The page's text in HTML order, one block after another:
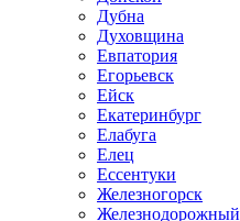
Дубна
Духовщина
Евпатория
Егорьевск
Ейск
Екатеринбург
Елабуга
Елец
Ессентуки
Железногорск
Железнодорожный